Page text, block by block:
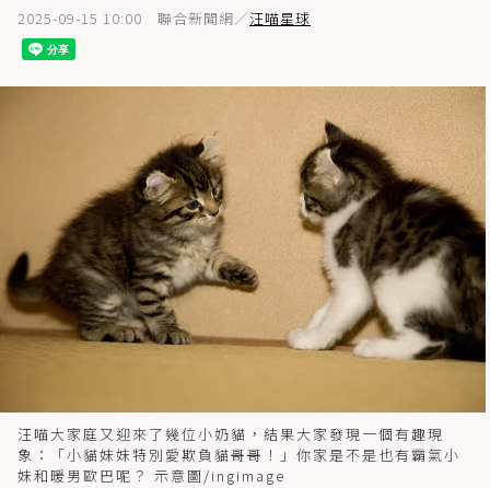
2025-09-15 10:00 聯合新聞網／汪喵星球
汪喵大家庭又迎來了幾位小奶貓，結果大家發現一個有趣現
象：「小貓妹妹特別愛欺負貓哥哥！」你家是不是也有霸氣小
妹和暖男歐巴呢？ 示意圖/ingimage